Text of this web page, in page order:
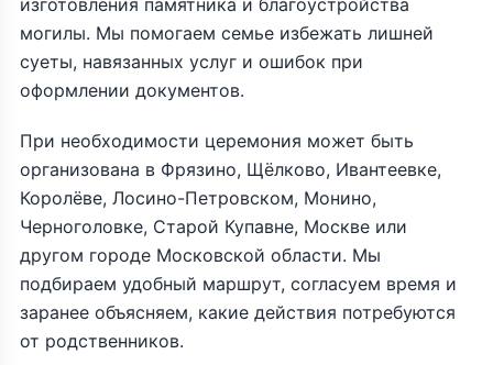
изготовления памятника и благоустройства
могилы. Мы помогаем семье избежать лишней
суеты, навязанных услуг и ошибок при
оформлении документов.
При необходимости церемония может быть
организована в Фрязино, Щёлково, Ивантеевке,
Королёве, Лосино-Петровском, Монино,
Черноголовке, Старой Купавне, Москве или
другом городе Московской области. Мы
подбираем удобный маршрут, согласуем время и
заранее объясняем, какие действия потребуются
от родственников.